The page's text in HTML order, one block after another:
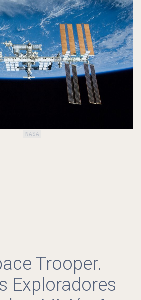
NASA
Trooper.
Exploradores